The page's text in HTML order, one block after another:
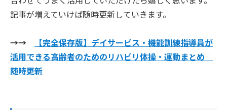
記事が増えていけば随時更新していきます。
→→
【完全保存版】デイサービス・機能訓練指導員が
活用できる高齢者のためのリハビリ体操・運動まとめ｜
随時更新